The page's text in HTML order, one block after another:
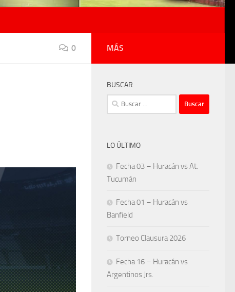
0 MÁS
BUSCAR
Buscar:
LO ÚLTIMO
Fecha 03 – Huracán vs At.
Tucumán
Fecha 01 – Huracán vs
Banfield
Torneo Clausura 2026
Fecha 16 – Huracán vs
Argentinos Jrs.